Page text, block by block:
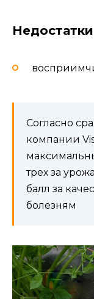
Согласно
компании
трех за
балл за
болезням